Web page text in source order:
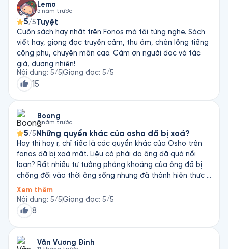
Lemo
5 năm trước
5/5Tuyệt
Cuốn sách hay nhất trên Fonos mà tôi từng nghe. Sách
viết hay, giọng đọc truyền cảm, thu âm, chèn lồng tiếng
công phu, chuyên môn cao. Cảm ơn người đọc và tác
giả, đương nhiên!
Nội dung: 5/5Giọng đọc: 5/5
15
Boong
5 năm trước
5/5 Những quyển khác của osho đã bị xoá?
Hay thì hay r, chỉ tiếc là các quyển khác của Osho trên
fonos đã bị xoá mất. Liệu có phải do ông đã quá nổi
loạn? Rất nhiều tư tưởng phóng khoáng của ông đã bị
chống đối vào thời ông sống nhưng đã thành hiện thực ở
ngày nay. Nếu ko có những tư tưởng và con người dũng
cảm dám làm những điều khác biệt với thời đại thì con
người của chúng ta sẽ cứ mãi trở thành nô lệ của những
gì đã cũ kỹ và ko còn phù hợp nữa. Rất tiếc rất tiếc…
Xem thêm
Nội dung: 5/5Giọng đọc: 5/5
8
Văn Vương Đinh